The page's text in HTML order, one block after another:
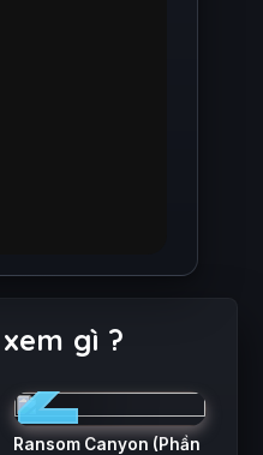
gì ?
2
Ransom Canyon (Phần